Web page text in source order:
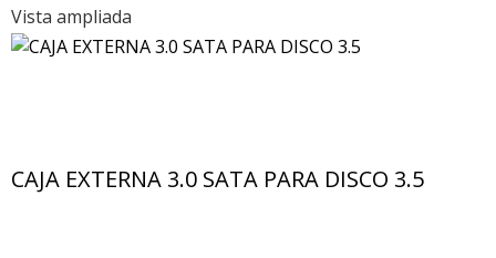
Vista ampliada
CAJA EXTERNA 3.0 SATA PARA DISCO 3.5